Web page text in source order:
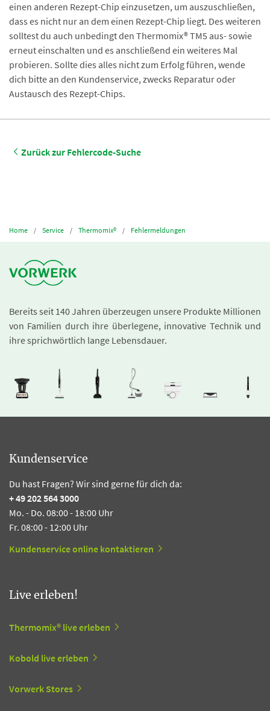
einen anderen Rezept-Chip einzusetzen, um auszuschließen,
dass es nicht nur an dem einen Rezept-Chip liegt. Des weiteren
solltest du auch unbedingt den Thermomix® TM5 aus- sowie
erneut einschalten und es anschließend ein weiteres Mal
probieren. Sollte dies alles nicht zum Erfolg führen, wende
dich bitte an den Kundenservice, zwecks Reparatur oder
Austausch des Rezept-Chips.
Zurück zur Fehlercode-Suche
Home Service Thermomix® Fehlermeldungen
Bereits seit 140 Jahren überzeugen unsere Produkte Millionen
von Familien durch ihre überlegene, innovative Technik und
ihre sprichwörtlich lange Lebensdauer.
Kundenservice
Du hast Fragen? Wir sind gerne für dich da:
+ 49 202 564 3000
Mo. - Do. 08:00 - 18:00 Uhr
Fr. 08:00 - 12:00 Uhr
Kundenservice online kontaktieren
Live erleben!
Thermomix® live erleben
Kobold live erleben
Vorwerk Stores